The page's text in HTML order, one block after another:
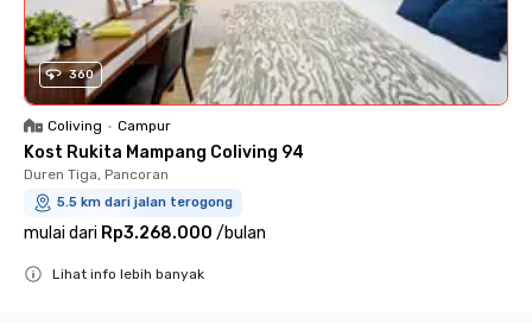
360
Coliving • Campur
Kost Rukita Mampang Coliving 94
Duren Tiga, Pancoran
5.5 km dari jalan terogong
mulai dari Rp3.268.000 /bulan
Lihat info lebih banyak